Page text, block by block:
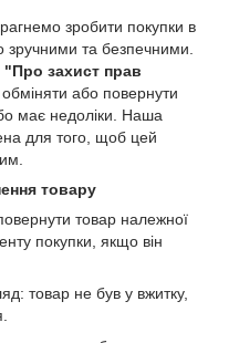
зробити покупки в
та безпечними.
"Про захист прав
або повернути
має недоліки. Наша
для того, щоб цей
товару
товар належної
покупки, якщо він
товар не був у вжитку,